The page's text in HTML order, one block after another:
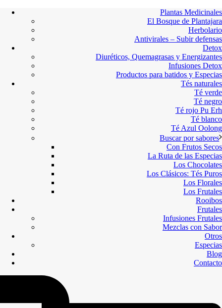
Plantas Medicinales
El Bosque de Plantajara
Herbolario
Antivirales – Subir defensas
Detox
Diuréticos, Quemagrasas y Energizantes
Infusiones Detox
Productos para batidos y Especias
Tés naturales
Té verde
Té negro
Té rojo Pu Erh
Té blanco
Té Azul Oolong
Buscar por sabores
Con Frutos Secos
La Ruta de las Especias
Los Chocolates
Los Clásicos: Tés Puros
Los Florales
Los Frutales
Rooibos
Frutales
Infusiones Frutales
Mezclas con Sabor
Otros
Especias
Blog
Contacto